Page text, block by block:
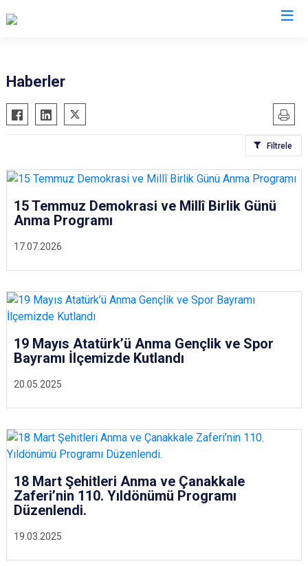
Çayırlı
İliç
Kemaliye
Refahiye
Haberler
Filtrele
17.07.2026
15 Temmuz Demokrasi ve Millî Birlik Günü
Anma Programı
20.05.2025
19 Mayıs Atatürk’ü Anma Gençlik ve Spor
Bayramı İlçemizde Kutlandı
19.03.2025
18 Mart Şehitleri Anma ve Çanakkale
Zaferi’nin 110. Yıldönümü Programı
Düzenlendi.